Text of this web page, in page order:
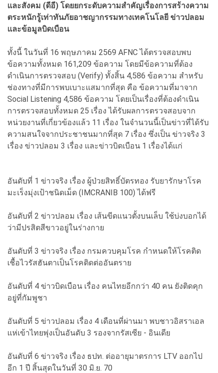
และสังคม (ดีอี) โดยยกระดับความสำคัญเรื่องการสร้างความ
ตระหนักรู้เท่าทันภัยอาชญากรรมทางเทคโนโลยี ข่าวปลอม
และข้อมูลบิดเบือน
ทั้งนี้ ในวันที่ 16 พฤษภาคม 2569 AFNC ได้ตรวจสอบพบ
ข้อความทั้งหมด 161,209 ข้อความ โดยมีข้อความที่ต้อง
ดำเนินการตรวจสอบ (Verify) ทั้งสิ้น 4,586 ข้อความ สำหรับ
ช่องทางที่มีการพบเบาะแสมากที่สุด คือ ข้อความที่มาจาก
Social Listening 4,586 ข้อความ โดยเป็นเรื่องที่ต้องดำเนิน
การตรวจสอบทั้งหมด 25 เรื่อง ได้รับผลการตรวจสอบจาก
หน่วยงานที่เกี่ยวข้องแล้ว 11 เรื่อง ในจำนวนนี้เป็นข่าวที่ได้รับ
ความสนใจจากประชาชนมากที่สุด 7 เรื่อง ซึ่งเป็น ข่าวจริง 3
เรื่อง ข่าวปลอม 3 เรื่อง และข่าวบิดเบือน 1 เรื่องได้แก่
อันดับที่ 1 ข่าวจริง เรื่อง ผู้ป่วยสิทธิ์บัตรทอง รับยารักษาโรค
มะเร็งมุ่งเป้าชนิดเม็ด (IMCRANIB 100) ได้ฟรี
อันดับที่ 2 ข่าวปลอม เรื่อง เส้นขีดแนวตั้งบนเล็บ ใช้บ่งบอกได้
ว่ามีปรสิตสีขาวอยู่ในร่างกาย
อันดับที่ 3 ข่าวจริง เรื่อง กรมควบคุมโรค กำหนดให้โรคติด
เชื้อไวรัสฮันตาเป็นโรคติดต่ออันตราย
อันดับที่ 4 ข่าวบิดเบือน เรื่อง คนไทยอีกกว่า 40 คน ยังติดคุก
อยู่ที่กัมพูชา
อันดับที่ 5 ข่าวปลอม เรื่อง 4 เดือนที่ผ่านมา พบชาวอิสราเอล
แห่เข้าไทยพุ่งเป็นอันดับ 3 รองจากรัสเซีย - อินเดีย
อันดับที่ 6 ข่าวจริง เรื่อง ธปท. ต่ออายุมาตรการ LTV ออกไป
อีก 1 ปี สิ้นสุดในวันที่ 30 มิ.ย. 70